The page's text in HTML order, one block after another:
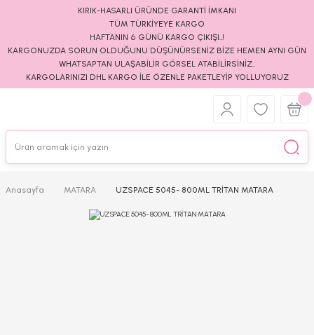
KIRIK-HASARLI ÜRÜNDE GARANTİ İMKANI
TÜM TÜRKİYEYE KARGO
HAFTANIN 6 GÜNÜ KARGO ÇIKIŞI..!
KARGONUZDA SORUN OLDUĞUNU DÜŞÜNÜRSENİZ BİZE HEMEN AYNI GÜN
WHATSAPTAN ULAŞABİLİR GÖRSEL ATABİLİRSİNİZ..
KARGOLARINIZI DHL KARGO İLE ÖZENLE PAKETLEYİP YOLLUYORUZ
Anasayfa MATARA UZSPACE 5045- 800ML TRİTAN MATARA